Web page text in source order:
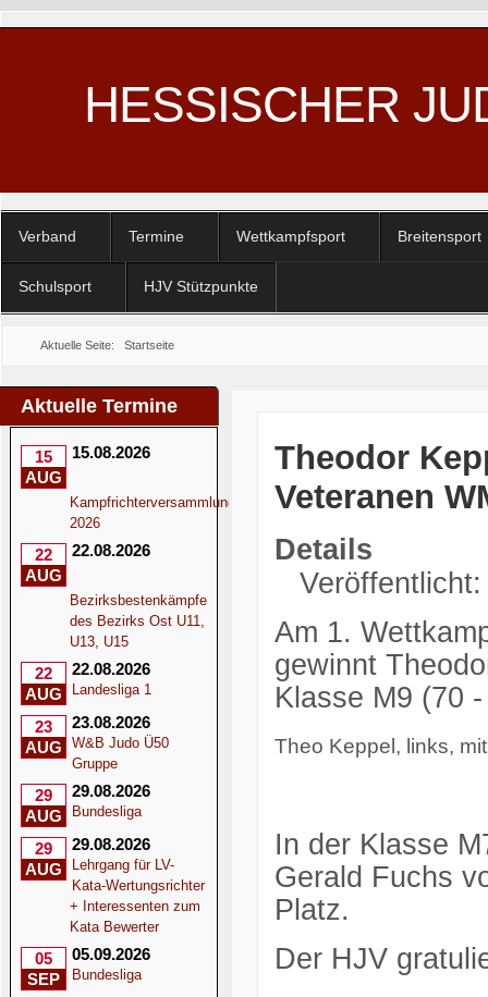
HESSISCHER
Verband Termine Wettkampfsport Breitensport
Schulsport HJV Stützpunkte
Aktuelle Seite: Startseite
Aktuelle Termine
15
AUG
15.08.2026
Kampfrichterversammlung
2026
22
AUG
22.08.2026
Bezirksbestenkämpfe
des Bezirks Ost U11,
U13, U15
22
AUG
22.08.2026
Landesliga 1
23
AUG
23.08.2026
W&B Judo Ü50
Gruppe
29
AUG
29.08.2026
Bundesliga
29
AUG
29.08.2026
Lehrgang für LV-
Kata-Wertungsrichter
+ Interessenten zum
Kata Bewerter
05
SEP
05.09.2026
Bundesliga
Theodor
Veteranen
Details
Am 1.
gewinnt
Klasse M9 (70
Theo Keppel, links,
In der Klasse
Gerald Fuchs
Platz.
Der HJV